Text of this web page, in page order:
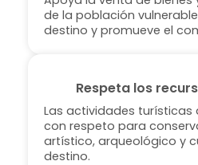
de la población
destino y promueve el
Respeta los
Las actividades turísticas
con respeto para
artístico, arqueológico y
destino.